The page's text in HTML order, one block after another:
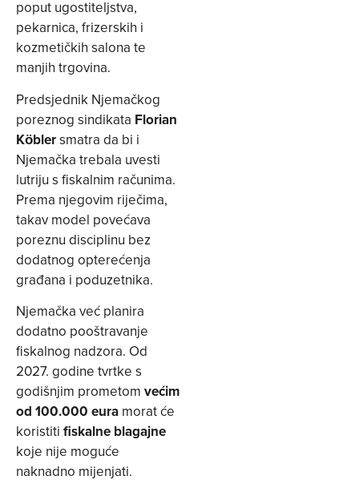
poput ugostiteljstva,
pekarnica, frizerskih i
kozmetičkih salona te
manjih trgovina.
Predsjednik Njemačkog
poreznog sindikata Florian
Köblersmatra da bi i
Njemačka trebala uvesti
lutriju s fiskalnim računima.
Prema njegovim riječima,
takav model povećava
poreznu disciplinu bez
dodatnog opterećenja
građana i poduzetnika.
Njemačka već planira
dodatno pooštravanje
fiskalnog nadzora. Od
2027. godine tvrtke s
godišnjim prometom većim
od 100.000 eura morat će
koristiti fiskalne blagajne
koje nije moguće
naknadno mijenjati.